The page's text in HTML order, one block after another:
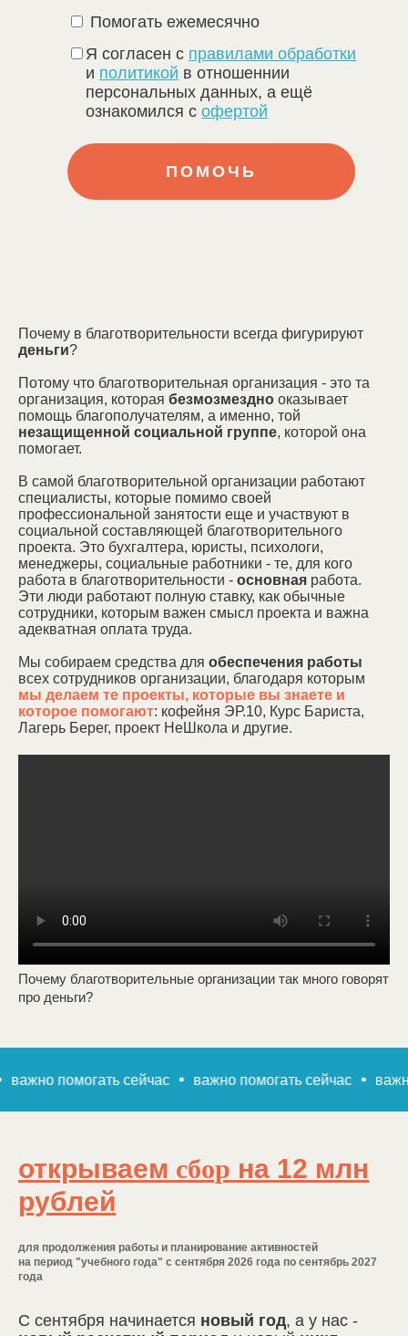
1500 ₽
получит
консультацию
психолога
500 ₽
получит проездной
билет на неделю
200 ₽
приготовит себе
здоровый обед
Помогать ежемесячно
Я согласен с правилами обработки
и политикой в отношеннии
персональных данных, а ещё
ознакомился с офертой
Почему в благотворительности всегда фигурируют
деньги?
Потому что благотворительная организация - это та
организация, которая безмозмездно оказывает
помощь благополучателям, а именно, той
незащищенной социальной группе, которой она
помогает.
В самой благотворительной организации работают
специалисты, которые помимо своей
профессиональной занятости еще и участвуют в
социальной составляющей благотворительного
проекта. Это бухгалтера, юристы, психологи,
менеджеры, социальные работники - те, для кого
работа в благотворительности - основная работа.
Эти люди работают полную ставку, как обычные
сотрудники, которым важен смысл проекта и важна
адекватная оплата труда.
Мы собираем средства для обеспечения работы
всех сотрудников организации, благодаря которым
мы делаем те проекты, которые вы знаете и
которое помогают: кофейня ЭР.10, Курс Бариста,
Лагерь Берег, проект НеШкола и другие.
Почему благотворительные организации так много говорят
про деньги?
помогать сейчас важно помогать сейчас важно
открываем сбор на 12 млн
рублей
для продолжения работы и планирование активностей
на период "учебного года" с сентября 2026 года по сентябрь 2027
года
С сентября начинается новый год, а у нас -